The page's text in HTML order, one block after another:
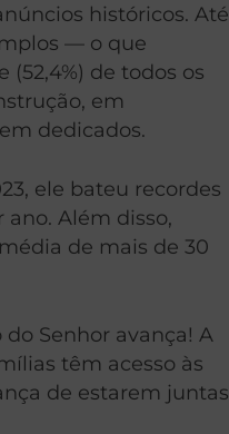
históricos. Até
— o que
de todos os
em
dedicados.
ele bateu recordes
Além disso,
de mais de 30
Senhor avança! A
têm acesso às
de estarem juntas